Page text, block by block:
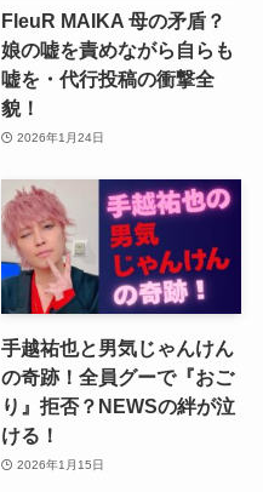
FleuR MAIKA 母の矛盾？
娘の嘘を責めながら自らも
嘘を・代行投稿の衝撃全
貌！
2026年1月24日
手越祐也と男気じゃんけん
の奇跡！全員グーで『おご
り』拒否？NEWSの絆が泣
ける！
2026年1月15日